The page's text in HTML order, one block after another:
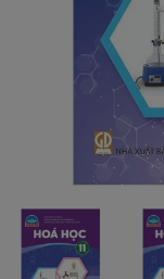
NGOẠI
NGỮ
VPP
-